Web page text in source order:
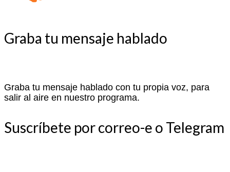
Graba tu mensaje hablado
Graba tu mensaje hablado con tu propia voz, para
salir al aire en nuestro programa.
Suscríbete por correo-e o Telegram